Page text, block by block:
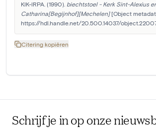
KIK-IRPA. (1990). biechtstoel - Kerk Sint-Alexius
Catharina[Begijnhof][Mechelen] [Object
https://hdl.handle.net/20.500.14037/
Citering kopiëren
Schrijf je in op onze